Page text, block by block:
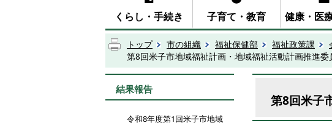
くらし・手続き 子育て・教育 健康・医
トップ 市の組織 福祉保健部 福祉政策課
第8回米子市地域福祉計画・地域福祉活動計画推進委
結果報告
令和8年度第1回米子市地域
第8回米子